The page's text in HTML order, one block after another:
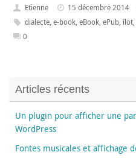
Etienne 15 décembre 2014
dialecte, e-book, eBook, ePub, îlot,
0
Articles récents
Un plugin pour afficher une
WordPress
Fontes musicales et affichage